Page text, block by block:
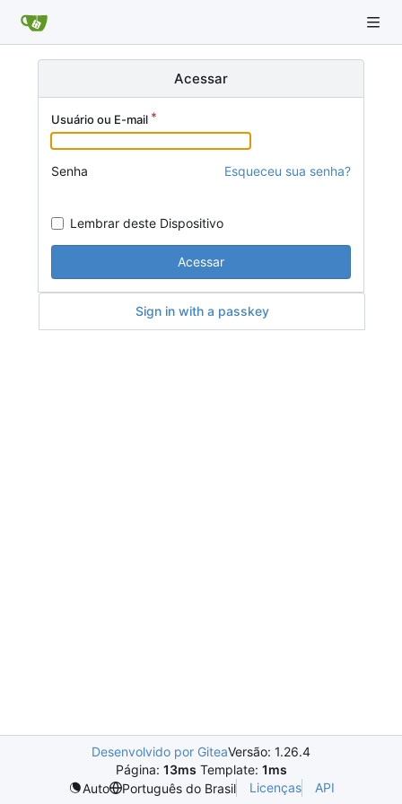
Acessar
Usuário ou E-mail
Senha Esqueceu sua senha?
Lembrar deste Dispositivo
Acessar
Sign in with a passkey
Desenvolvido por GiteaVersão: 1.26.4
Página: 13ms Template: 1ms
Auto
Português do Brasil Licenças API